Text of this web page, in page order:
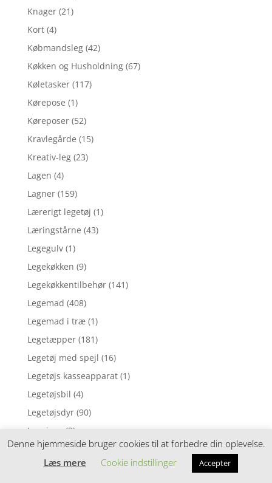
Knager (21)
Kort (4)
Købmandsleg (42)
Køkken og Husholdning (67)
Køletasker (117)
Kørepose (1)
Køreposer (52)
Kravlegårde (15)
Kreativ-leg (23)
Lagen (4)
Lagner (159)
Lærerigt legetøj (1)
Læringstårne (43)
Legegulv (1)
Legekøkken (9)
Legekøkkentilbehør (141)
Legemad (408)
Legemad i træ (1)
Legetæpper (181)
Legetøj med spejl (16)
Legetøjs kasseapparat (1)
Legetøjsbil (4)
Legetøjsdyr (90)
Leggings
(3)
Løbecykler (52)
Løbehjul (11)
Denne hjemmeside bruger cookies til at forbedre din oplevelse.
Læs mere
Cookie indstillinger Accepter